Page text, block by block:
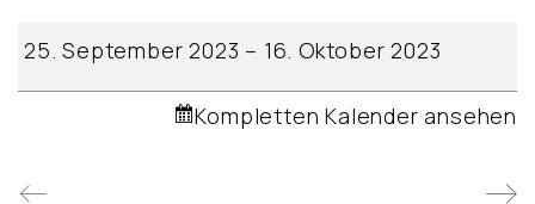
in
25. September 2023 – 16. Oktober 2023
Kompletten Kalender ansehen